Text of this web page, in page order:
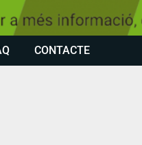
CONTACTE